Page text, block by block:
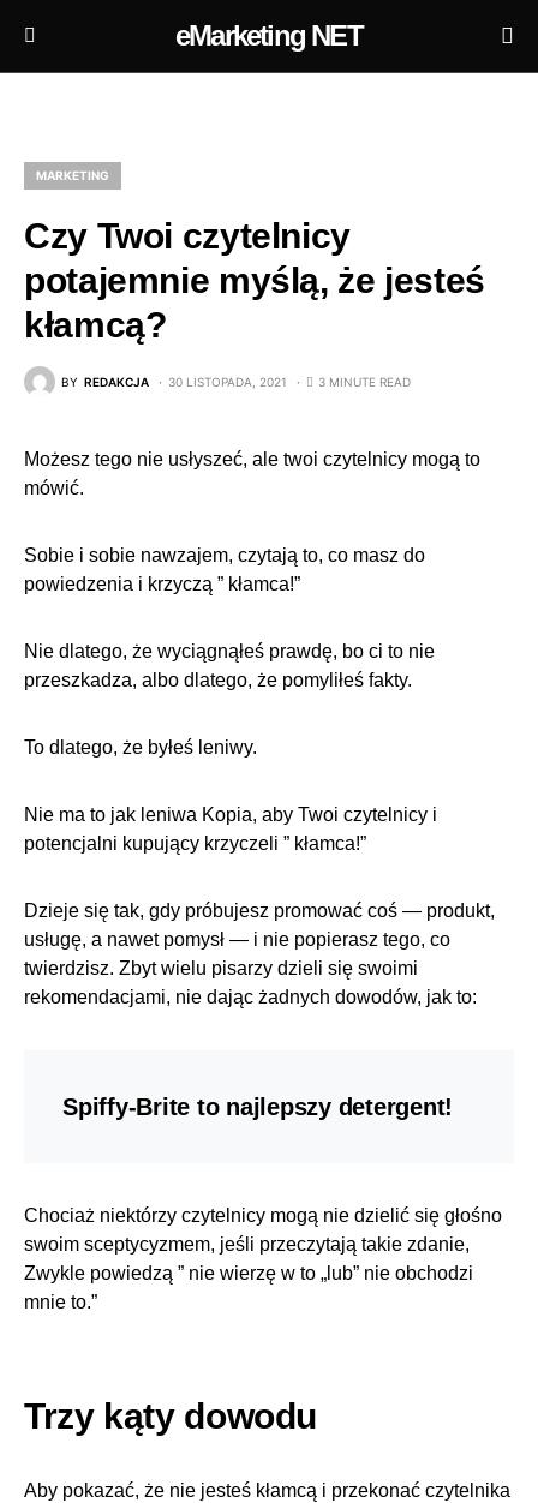
eMarketing NET
MARKETING
Czy Twoi czytelnicy
potajemnie myślą, że jesteś
kłamcą?
BY REDAKCJA 30 LISTOPADA, 2021 3 MINUTE READ
Możesz tego nie usłyszeć, ale twoi czytelnicy mogą to
mówić.
Sobie i sobie nawzajem, czytają to, co masz do
powiedzenia i krzyczą ” kłamca!”
Nie dlatego, że wyciągnąłeś prawdę, bo ci to nie
przeszkadza, albo dlatego, że pomyliłeś fakty.
To dlatego, że byłeś leniwy.
Nie ma to jak leniwa Kopia, aby Twoi czytelnicy i
potencjalni kupujący krzyczeli ” kłamca!”
Dzieje się tak, gdy próbujesz promować coś — produkt,
usługę, a nawet pomysł — i nie popierasz tego, co
twierdzisz. Zbyt wielu pisarzy dzieli się swoimi
rekomendacjami, nie dając żadnych dowodów, jak to:
Spiffy-Brite to najlepszy detergent!
Chociaż niektórzy czytelnicy mogą nie dzielić się głośno
swoim sceptycyzmem, jeśli przeczytają takie zdanie,
Zwykle powiedzą ” nie wierzę w to „lub” nie obchodzi
mnie to.”
Trzy kąty dowodu
Aby pokazać, że nie jesteś kłamcą i przekonać czytelnika